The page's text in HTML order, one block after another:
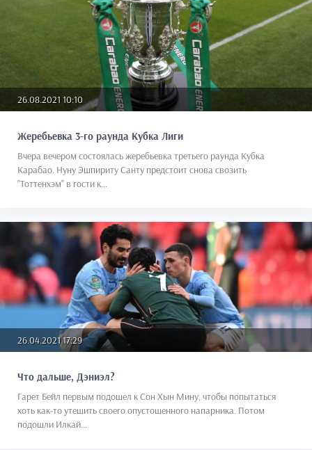
26.08.2021 10:10
Жеребьевка 3-го раунда Кубка Лиги
Вчера вечером состоялась жеребьевка третьего раунда Кубка
Карабао. Нуну Эшпириту Санту предстоит снова свозить
"Тоттенхэм" в гости к...
26.04.2021 17:29
Что дальше, Дэниэл?
Гарет Бейл первым подошел к Сон Хын Мину, чтобы попытаться
хоть как-то утешить своего опустошенного напарника. Потом
подошли Илкай...